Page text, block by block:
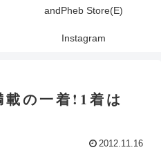
andPheb Store(E)
Instagram
載の一着!1着は
2012.11.16